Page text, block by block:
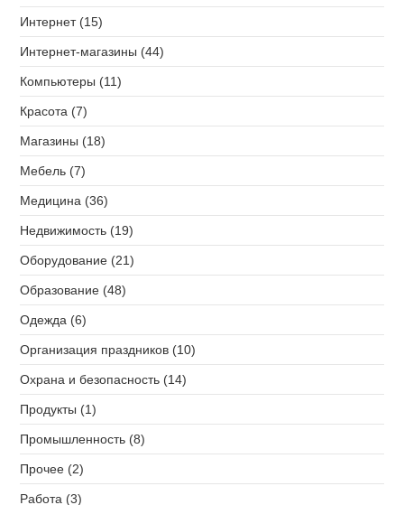
Интернет (15)
Интернет-магазины (44)
Компьютеры (11)
Красота (7)
Магазины (18)
Мебель (7)
Медицина (36)
Недвижимость (19)
Оборудование (21)
Образование (48)
Одежда (6)
Организация праздников (10)
Охрана и безопасность (14)
Продукты (1)
Промышленность (8)
Прочее (2)
Работа (3)